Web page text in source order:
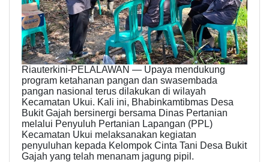
Riauterkini-PELALAWAN — Upaya mendukung
program ketahanan pangan dan swasembada
pangan nasional terus dilakukan di wilayah
Kecamatan Ukui. Kali ini, Bhabinkamtibmas Desa
Bukit Gajah bersinergi bersama Dinas Pertanian
melalui Penyuluh Pertanian Lapangan (PPL)
Kecamatan Ukui melaksanakan kegiatan
penyuluhan kepada Kelompok Cinta Tani Desa Bukit
Gajah yang telah menanam jagung pipil.